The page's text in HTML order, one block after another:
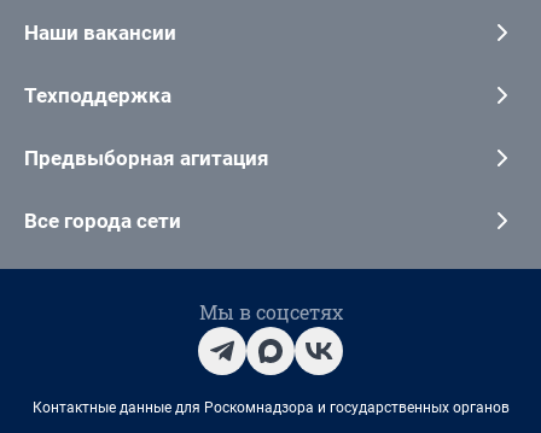
Наши вакансии
Техподдержка
Предвыборная агитация
Все города сети
Мы в соцсетях
Контактные данные для Роскомнадзора и государственных органов